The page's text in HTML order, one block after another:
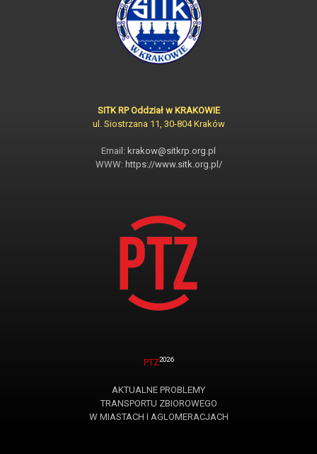
SITK RP Oddział w KRAKOWIE
ul. Siostrzana 11, 30-804 Kraków
Email: krakow@sitkrp.org.pl
WWW: https://www.sitk.org.pl/
PTZ2026
AKTUALNE PROBLEMY
TRANSPORTU ZBIOROWEGO
W MIASTACH I AGLOMERACJACH